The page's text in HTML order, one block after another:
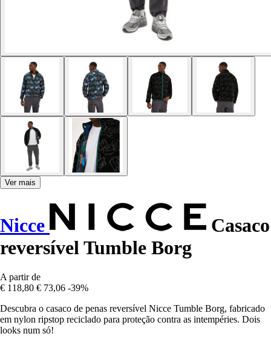
Ver mais
Nicce
Casaco
reversível Tumble Borg
A partir de
€ 118,80 € 73,06 -39%
Descubra o casaco de penas reversível Nicce Tumble Borg, fabricado
em nylon ripstop reciclado para proteção contra as intempéries. Dois
looks num só!